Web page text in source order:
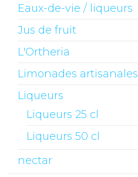
Eaux-de-vie / liqueurs
Jus de fruit
L'Ortheria
Limonades artisanales
Liqueurs
Liqueurs 25 cl
Liqueurs 50 cl
nectar